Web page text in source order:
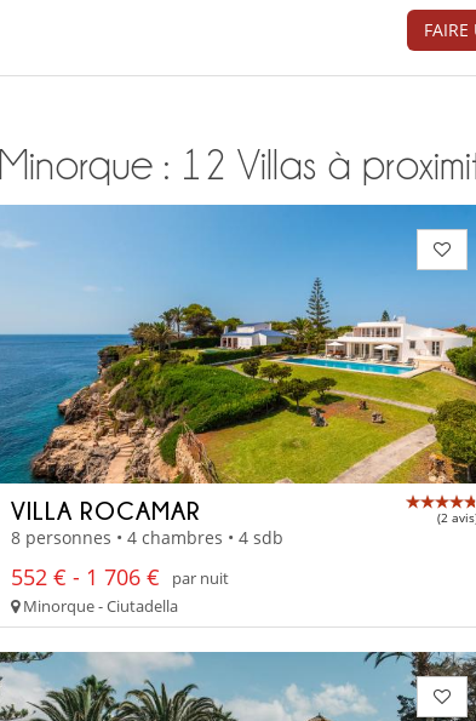
Minorque : 12 Villas à
VILLA ROCAMAR (2
8 personnes • 4 chambres • 4 sdb
552 € - 1 706 €
par nuit
Minorque - Ciutadella